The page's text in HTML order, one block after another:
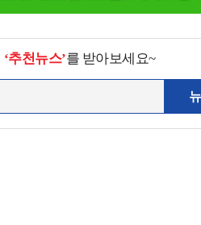
‘추천뉴스’를 받아보세요~